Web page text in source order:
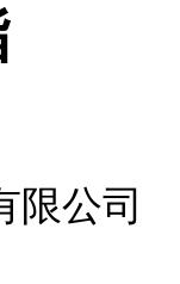
限公司